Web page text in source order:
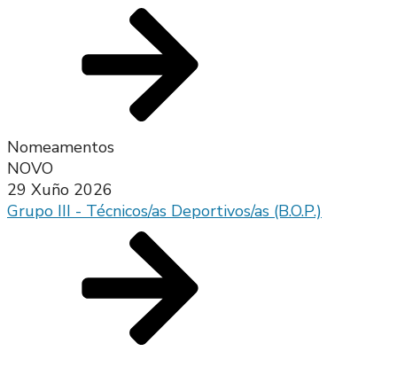
Nomeamentos
NOVO
29 Xuño 2026
Grupo III - Técnicos/as Deportivos/as (B.O.P.)